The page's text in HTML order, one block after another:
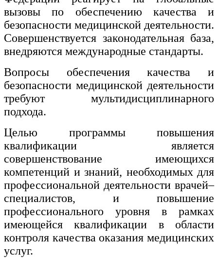
Изобразительное и прикладные виды
искусств
Средства массовой информации и
Управление в технических системах
Ветеринария и зоотехника
Подготовка к периодической
Основные Услуги
Дополнительные Услуги
вызовы по обеспечению качества и
безопасности медицинской деятельности.
Совершенствуется законодательная база,
внедряются международные стандарты.
Вопросы обеспечения качества и
безопасности медицинской деятельности
требуют мультидисциплинарного
подхода.
Целью программы повышения
квалификации является
совершенствование имеющихся
компетенций и знаний, необходимых для
профессиональной деятельности врачей–
специалистов, и повышение
профессионального уровня в рамках
имеющейся квалификации в области
контроля качества оказания медицинских
услуг.